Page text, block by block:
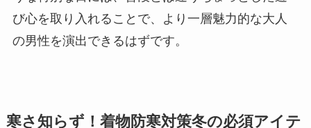
び心を取り入れることで、より一層魅力的な大人
の男性を演出できるはずです。
寒さ知らず！着物防寒対策冬の必須アイテ